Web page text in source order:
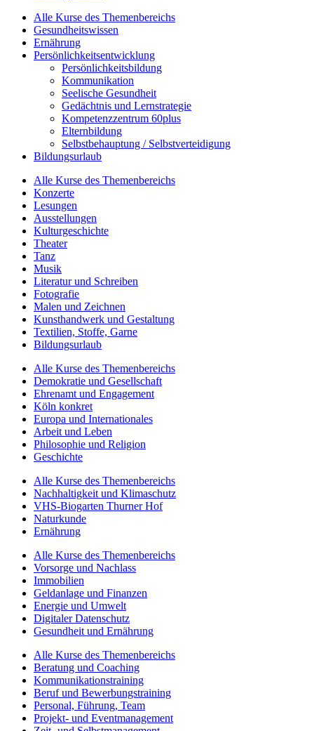
Alle Kurse des Themenbereichs
Gesundheitswissen
Ernährung
Persönlichkeitsentwicklung
Persönlichkeitsbildung
Kommunikation
Seelische Gesundheit
Gedächtnis und Lernstrategie
Kompetenzzentrum 60plus
Elternbildung
Selbstbehauptung / Selbstverteidigung
Bildungsurlaub
Alle Kurse des Themenbereichs
Konzerte
Lesungen
Ausstellungen
Kulturgeschichte
Theater
Tanz
Musik
Literatur und Schreiben
Fotografie
Malen und Zeichnen
Kunsthandwerk und Gestaltung
Textilien, Stoffe, Garne
Bildungsurlaub
Alle Kurse des Themenbereichs
Demokratie und Gesellschaft
Ehrenamt und Engagement
Köln konkret
Europa und Internationales
Arbeit und Leben
Philosophie und Religion
Geschichte
Alle Kurse des Themenbereichs
Nachhaltigkeit und Klimaschutz
VHS-Biogarten Thurner Hof
Naturkunde
Ernährung
Alle Kurse des Themenbereichs
Vorsorge und Nachlass
Immobilien
Geldanlage und Finanzen
Energie und Umwelt
Digitaler Datenschutz
Gesundheit und Ernährung
Alle Kurse des Themenbereichs
Beratung und Coaching
Kommunikationstraining
Beruf und Bewerbungstraining
Personal, Führung, Team
Projekt- und Eventmanagement